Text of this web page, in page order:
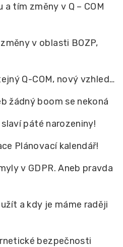
tím změny v Q – COM
v oblasti BOZP,
Q-COM, nový vzhled…
žádný boom se nekoná
páté narozeniny!
Plánovací kalendář!
v GDPR. Aneb pravda
a kdy je máme raději
bezpečnosti